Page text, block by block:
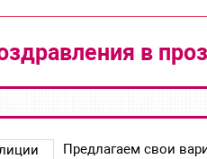
в
Предлагаем свои